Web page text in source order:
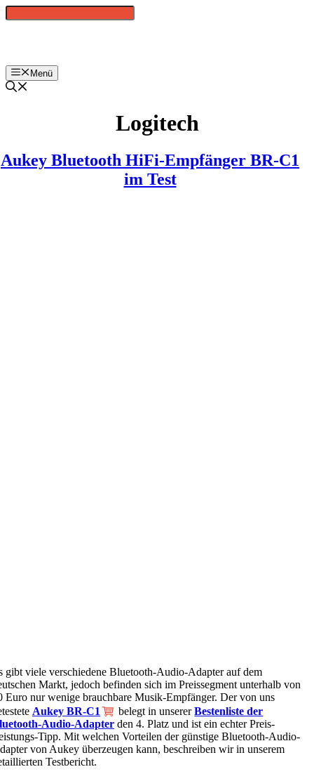
Zum
Inhalt
Menü
Logitech
Aukey Bluetooth HiFi-Empfänger BR-C1
im Test
gibt viele verschiedene Bluetooth-Audio-Adapter auf dem
Markt, jedoch befinden sich im Preissegment unterhalb von
Euro nur wenige brauchbare Musik-Empfänger. Der von uns
Aukey BR-C1 belegt in unsererBestenliste der
Audio-Adapter den 4. Platz und ist ein echter Preis-
Tipp. Mit welchen Vorteilen der günstige Bluetooth-Audio-
von Aukey überzeugen kann, beschreiben wir in unserem
Testbericht.